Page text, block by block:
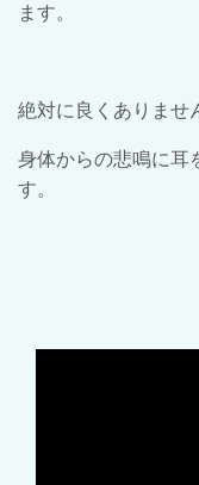
ます。
絶対に良くありませ
身体からの悲鳴に耳
す。